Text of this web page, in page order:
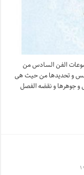
الفن السادس من
و تحدیدها من حیث هى
و جوهرها و نقضه الفصل
۱